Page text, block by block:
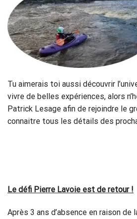
Tu aimerais toi aussi découvrir
vivre de belles expériences, alors
Patrick Lesage afin de rejoindre le
connaitre tous les détails des
Le défi Pierre Lavoie est de retour !
Après 3 ans d’absence en raison de